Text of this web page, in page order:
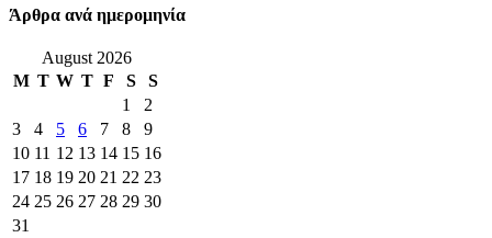
Άρθρα ανά ημερομηνία
August 2026
M T W T F S
S
1
2
3
4 5 6 7 8
9
10 11 12 13 14 15 16
17 18 19 20 21 22 23
24 25 26 27 28 29 30
31